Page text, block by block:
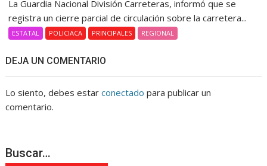
La Guardia Nacional División Carreteras, informó que se
registra un cierre parcial de circulación sobre la carretera...
ESTATAL POLICIACA PRINCIPALES REGIONAL
DEJA UN COMENTARIO
Lo siento, debes estarconectado para publicar un
comentario.
Buscar…